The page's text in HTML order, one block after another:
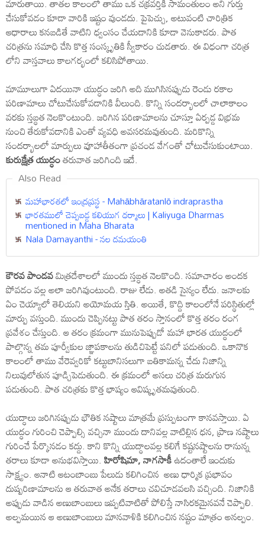
చేసుకోవడం కూడా వారికి ఇష్టం వుండదు. పైపెచ్చు, అటువంటి చారిత్రిక
ఆధారాలు కనబడితే వాటిని ధ్వంసం చేయడానికి కూడా వెనుకాడరు. పాత
చరిత్రను సమాధి చేసి కొత్త సంస్కృతికి స్వీకారం చుడతారు. ఈ విధంగా చరిత్ర
లోని వాస్తవాలు కాలగర్భంలో కలిసిపోతాయి.
మామూలుగా ఏదయినా యుద్ధం జరిగి అది ముగిసినప్పుడు రెండు రకాల
పరిణామాలు చోటుచేసుకోవడానికి వీలుంది. కొన్ని సందర్భాలలో చాలాకాలం
వరకు స్తబ్ధత నెలకొంటుంది. జరిగిన పరిణామాలను చూస్తూ ఏర్పడ్డ విభ్రమ
నుంచి తేరుకోవడానికి ఎంతో వ్యవధి అవసరమవుతుంది. మరికొన్ని
సందర్భాలలో మార్పులు వూహాతీతంగా ప్రచండ వేగంతో చోటుచేసుకుంటాయి.
కురుక్షేత్ర యుద్ధంతరువాత జరిగింది ఇదే.
Also Read
మహాభారతలో ఇంద్రప్రస్థ - Mahābhāratanlō indraprastha
భారతములో చెప్పబడ్డ కలియుగ ధర్మాలు | Kaliyuga Dharmas
mentioned in Maha Bharata
Nala Damayanthi - నల దమయంతి
కౌరవ పాండవమిత్రదేశాలలో ముందు స్తబ్ధత నెలకొంది. సమాచారం అందక
పోవడం వల్ల అలా జరిగివుంటుంది. రాజు లేడు. అతడి సైన్యం లేదు. జనాలకు
ఏం చెయ్యాలో తెలియని అయోమయ స్తితి. అయితే, కొద్ది కాలంలోనే పరిస్థితుల్లో
మార్పు వస్తుంది. ముందు చెప్పినట్టు పాత తరం స్తానంలో కొత్త తరం రంగ
ప్రవేశం చేస్తుంది. ఆ తరం క్రమంగా మునుపెప్పుడో మహా భారత యుద్ధంలో
పాల్గొన్న తమ పూర్వీకుల జ్ఞాపకాలను తుడిచిపెట్టే పనిలో పడుతుంది. ఒకానొక
కాలంలో తాము వేరెవ్వరికో కట్టుబానిసలుగా బతికామన్న చేదు నిజాన్ని
నిలువులోతున పూడ్చిపెడుతుంది. ఈ క్రమంలో అసలు చరిత్ర మరుగున
పడుతుంది. పాత చరిత్రకు కొత్త భాష్యం ఆవిష్కృతమవుతుంది.
యుద్ధాలు జరిగినప్పుడు భౌతిక నష్టాలు మాత్రమే ప్రస్పుటంగా కానవస్తాయి. ఏ
యుద్ధం గురించి చెప్పాల్సి వచ్చినా ముందు దానివల్ల వాటిల్లిన ధన, ప్రాణ నష్టాలు
గురించే పేర్కొనడం కద్దు. కాని కొన్ని యుద్ధాలవల్ల కలిగే కష్టనష్టాలను రానున్న
తరాలు కూడా అనుభవిస్తాయి.హిరోషిమా, నాగసాకీఉదంతాలే ఇందుకు
సాక్ష్యం. ఆనాటి ఆటంబాంబు పేలుడు కలిగించిన అణు ధార్మిక ప్రభావం
దుష్పరిణామాలను ఆ తరువాత అనేక తరాలు చవిచూడవలసి వచ్చింది. నిజానికి
అప్పుడు వాడిన అణుబాంబులు ఇప్పటివాటితో పోలిస్తే నాసిరకమైనవనే చెప్పాలి.
అల్పమయిన ఆ అణుబాంబులు మానవాళికి కలిగించిన నష్టం మాత్రం అనల్పం.